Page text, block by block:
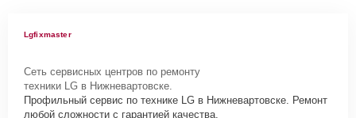
Lgfixmaster
Сеть сервисных центров по ремонту
техники LG в Нижневартовске.
Профильный сервис по технике LG в Нижневартовске. Ремонт
любой сложности с гарантией качества.